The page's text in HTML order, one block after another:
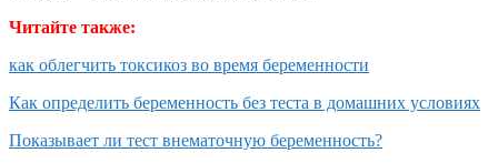
Читайте также:
как облегчить токсикоз во время беременности
Как определить беременность без теста в домашних условиях
Показывает ли тест внематочную беременность?